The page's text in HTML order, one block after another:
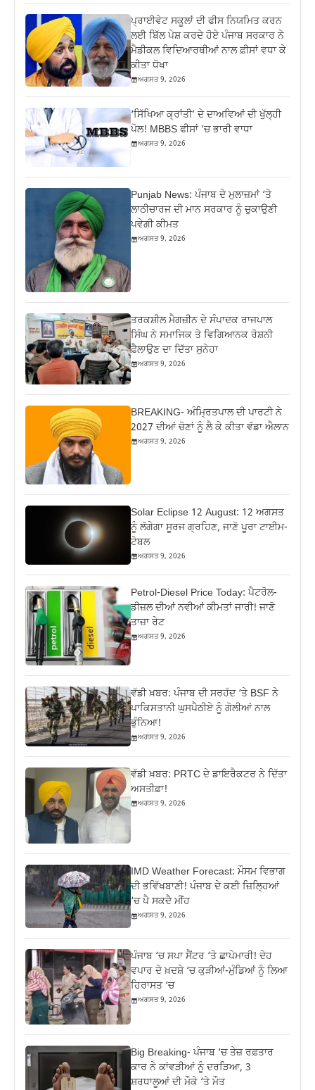
ਪ੍ਰਾਈਵੇਟ ਸਕੂਲਾਂ ਦੀ ਫੀਸ ਨਿਯਮਿਤ ਕਰਨ
ਲਈ ਬਿੱਲ ਪੇਸ਼ ਕਰਦੇ ਹੋਏ ਪੰਜਾਬ ਸਰਕਾਰ ਨੇ
ਮੈਡੀਕਲ ਵਿਦਿਆਰਥੀਆਂ ਨਾਲ ਫ਼ੀਸਾਂ ਵਧਾ ਕੇ
ਕੀਤਾ ਧੋਖਾ
ਅਗਸਤ 9, 2026
‘ਸਿੱਖਿਆ ਕ੍ਰਾਂਤੀ’ ਦੇ ਦਾਅਵਿਆਂ ਦੀ ਖੁੱਲ੍ਹੀ
ਪੋਲ! MBBS ਫੀਸਾਂ ‘ਚ ਭਾਰੀ ਵਾਧਾ
ਅਗਸਤ 9, 2026
Punjab News: ਪੰਜਾਬ ਦੇ ਮੁਲਾਜ਼ਮਾਂ ‘ਤੇ
ਲਾਠੀਚਾਰਜ ਦੀ ਮਾਨ ਸਰਕਾਰ ਨੂੰ ਚੁਕਾਉਣੀ
ਪਵੇਗੀ ਕੀਮਤ
ਅਗਸਤ 9, 2026
ਤਰਕਸ਼ੀਲ ਮੈਗਜ਼ੀਨ ਦੇ ਸੰਪਾਦਕ ਰਾਜਪਾਲ
ਸਿੰਘ ਨੇ ਸਮਾਜਿਕ ਤੇ ਵਿਗਿਆਨਕ ਰੋਸ਼ਨੀ
ਫ਼ੈਲਾਉਣ ਦਾ ਦਿੱਤਾ ਸੁਨੇਹਾ
ਅਗਸਤ 9, 2026
BREAKING- ਅੰਮ੍ਰਿਤਪਾਲ ਦੀ ਪਾਰਟੀ ਨੇ
2027 ਦੀਆਂ ਚੋਣਾਂ ਨੂੰ ਲੈ ਕੇ ਕੀਤਾ ਵੱਡਾ ਐਲਾਨ
ਅਗਸਤ 9, 2026
Solar Eclipse 12 August: 12 ਅਗਸਤ
ਨੂੰ ਲੱਗੇਗਾ ਸੂਰਜ ਗ੍ਰਹਿਣ, ਜਾਣੋ ਪੂਰਾ ਟਾਈਮ-
ਟੇਬਲ
ਅਗਸਤ 9, 2026
Petrol-Diesel Price Today: ਪੈਟਰੋਲ-
ਡੀਜ਼ਲ ਦੀਆਂ ਨਵੀਆਂ ਕੀਮਤਾਂ ਜਾਰੀ! ਜਾਣੋ
ਤਾਜ਼ਾ ਰੇਟ
ਅਗਸਤ 9, 2026
ਵੱਡੀ ਖ਼ਬਰ: ਪੰਜਾਬ ਦੀ ਸਰਹੱਦ ‘ਤੇ BSF ਨੇ
ਪਾਕਿਸਤਾਨੀ ਘੁਸਪੈਠੀਏ ਨੂੰ ਗੋਲੀਆਂ ਨਾਲ
ਭੁੰਨਿਆ!
ਅਗਸਤ 9, 2026
ਵੱਡੀ ਖ਼ਬਰ: PRTC ਦੇ ਡਾਇਰੈਕਟਰ ਨੇ ਦਿੱਤਾ
ਅਸਤੀਫ਼ਾ!
ਅਗਸਤ 9, 2026
IMD Weather Forecast: ਮੌਸਮ ਵਿਭਾਗ
ਦੀ ਭਵਿੱਖਬਾਣੀ! ਪੰਜਾਬ ਦੇ ਕਈ ਜ਼ਿਲ੍ਹਿਆਂ
‘ਚ ਪੈ ਸਕਦੈ ਮੀਂਹ
ਅਗਸਤ 9, 2026
ਪੰਜਾਬ ‘ਚ ਸਪਾ ਸੈਂਟਰ ‘ਤੇ ਛਾਪੇਮਾਰੀ! ਦੇਹ
ਵਪਾਰ ਦੇ ਖ਼ਦਸ਼ੇ ‘ਚ ਕੁੜੀਆਂ-ਮੁੰਡਿਆਂ ਨੂੰ ਲਿਆ
ਹਿਰਾਸਤ ‘ਚ
ਅਗਸਤ 9, 2026
Big Breaking- ਪੰਜਾਬ ‘ਚ ਤੇਜ਼ ਰਫ਼ਤਾਰ
ਕਾਰ ਨੇ ਕਾਂਵੜੀਆਂ ਨੂੰ ਦਰੜਿਆ, 3
ਸ਼ਰਧਾਲੂਆਂ ਦੀ ਮੌਕੇ ‘ਤੇ ਮੌਤ